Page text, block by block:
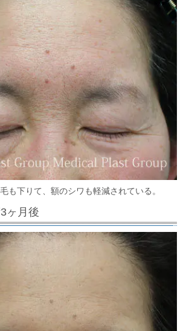
も下りて、額のシワも軽減されている。
ヶ月後